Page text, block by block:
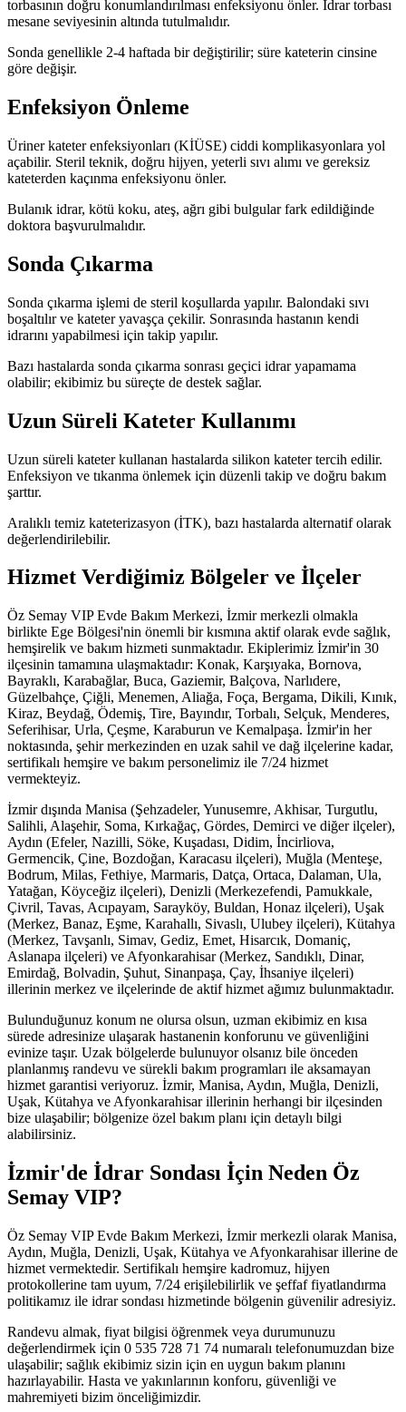
torbasının doğru konumlandırılması enfeksiyonu önler. İdrar torbası
mesane seviyesinin altında tutulmalıdır.
Sonda genellikle 2-4 haftada bir değiştirilir; süre kateterin cinsine
göre değişir.
Enfeksiyon Önleme
Üriner kateter enfeksiyonları (KİÜSE) ciddi komplikasyonlara yol
açabilir. Steril teknik, doğru hijyen, yeterli sıvı alımı ve gereksiz
kateterden kaçınma enfeksiyonu önler.
Bulanık idrar, kötü koku, ateş, ağrı gibi bulgular fark edildiğinde
doktora başvurulmalıdır.
Sonda Çıkarma
Sonda çıkarma işlemi de steril koşullarda yapılır. Balondaki sıvı
boşaltılır ve kateter yavaşça çekilir. Sonrasında hastanın kendi
idrarını yapabilmesi için takip yapılır.
Bazı hastalarda sonda çıkarma sonrası geçici idrar yapamama
olabilir; ekibimiz bu süreçte de destek sağlar.
Uzun Süreli Kateter Kullanımı
Uzun süreli kateter kullanan hastalarda silikon kateter tercih edilir.
Enfeksiyon ve tıkanma önlemek için düzenli takip ve doğru bakım
şarttır.
Aralıklı temiz kateterizasyon (İTK), bazı hastalarda alternatif olarak
değerlendirilebilir.
Hizmet Verdiğimiz Bölgeler ve İlçeler
Öz Semay VIP Evde Bakım Merkezi, İzmir merkezli olmakla
birlikte Ege Bölgesi'nin önemli bir kısmına aktif olarak evde sağlık,
hemşirelik ve bakım hizmeti sunmaktadır. Ekiplerimiz İzmir'in 30
ilçesinin tamamına ulaşmaktadır: Konak, Karşıyaka, Bornova,
Bayraklı, Karabağlar, Buca, Gaziemir, Balçova, Narlıdere,
Güzelbahçe, Çiğli, Menemen, Aliağa, Foça, Bergama, Dikili, Kınık,
Kiraz, Beydağ, Ödemiş, Tire, Bayındır, Torbalı, Selçuk, Menderes,
Seferihisar, Urla, Çeşme, Karaburun ve Kemalpaşa. İzmir'in her
noktasında, şehir merkezinden en uzak sahil ve dağ ilçelerine kadar,
sertifikalı hemşire ve bakım personelimiz ile 7/24 hizmet
vermekteyiz.
İzmir dışında Manisa (Şehzadeler, Yunusemre, Akhisar, Turgutlu,
Salihli, Alaşehir, Soma, Kırkağaç, Gördes, Demirci ve diğer ilçeler),
Aydın (Efeler, Nazilli, Söke, Kuşadası, Didim, İncirliova,
Germencik, Çine, Bozdoğan, Karacasu ilçeleri), Muğla (Menteşe,
Bodrum, Milas, Fethiye, Marmaris, Datça, Ortaca, Dalaman, Ula,
Yatağan, Köyceğiz ilçeleri), Denizli (Merkezefendi, Pamukkale,
Çivril, Tavas, Acıpayam, Sarayköy, Buldan, Honaz ilçeleri), Uşak
(Merkez, Banaz, Eşme, Karahallı, Sivaslı, Ulubey ilçeleri), Kütahya
(Merkez, Tavşanlı, Simav, Gediz, Emet, Hisarcık, Domaniç,
Aslanapa ilçeleri) ve Afyonkarahisar (Merkez, Sandıklı, Dinar,
Emirdağ, Bolvadin, Şuhut, Sinanpaşa, Çay, İhsaniye ilçeleri)
illerinin merkez ve ilçelerinde de aktif hizmet ağımız bulunmaktadır.
Bulunduğunuz konum ne olursa olsun, uzman ekibimiz en kısa
sürede adresinize ulaşarak hastanenin konforunu ve güvenliğini
evinize taşır. Uzak bölgelerde bulunuyor olsanız bile önceden
planlanmış randevu ve sürekli bakım programları ile aksamayan
hizmet garantisi veriyoruz. İzmir, Manisa, Aydın, Muğla, Denizli,
Uşak, Kütahya ve Afyonkarahisar illerinin herhangi bir ilçesinden
bize ulaşabilir; bölgenize özel bakım planı için detaylı bilgi
alabilirsiniz.
İzmir'de İdrar Sondası İçin Neden Öz
Semay VIP?
Öz Semay VIP Evde Bakım Merkezi, İzmir merkezli olarak Manisa,
Aydın, Muğla, Denizli, Uşak, Kütahya ve Afyonkarahisar illerine de
hizmet vermektedir. Sertifikalı hemşire kadromuz, hijyen
protokollerine tam uyum, 7/24 erişilebilirlik ve şeffaf fiyatlandırma
politikamız ile idrar sondası hizmetinde bölgenin güvenilir adresiyiz.
Randevu almak, fiyat bilgisi öğrenmek veya durumunuzu
değerlendirmek için 0 535 728 71 74 numaralı telefonumuzdan bize
ulaşabilir; sağlık ekibimiz sizin için en uygun bakım planını
hazırlayabilir. Hasta ve yakınlarının konforu, güvenliği ve
mahremiyeti bizim önceliğimizdir.